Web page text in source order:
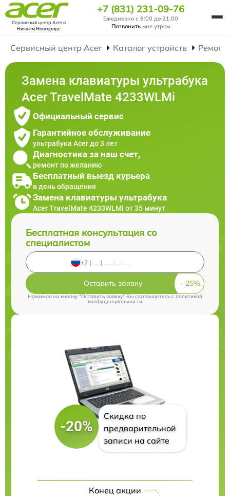
Сервисный центр Acerв
Нижнем Новгороде
+7 (831) 231-09-76
Ежедневно с 9:00 до 21:00
Позвонить мне утром
Сервисный центр Acer Каталог устройств Ремонт
Замена клавиатуры ультрабука
Acer TravelMate 4233WLMi
Официальный сервис
Гарантийное обслуживание
ультрабука Acer до 3 лет
Диагностика за наш счет,
ремонт по желанию
Бесплатный выезд курьера
в день обращения
Замена клавиатуры ультрабука
Acer TravelMate 4233WLMi от 35 минут
Бесплатная консультация со
специалистом
Оставить заявку
Нажимая на кнопку "Оставить заявку" Вы соглашаетесь cполитикой
конфиденциальности
-20%
Скидка по
предварительной
записи на сайте
Конец акции